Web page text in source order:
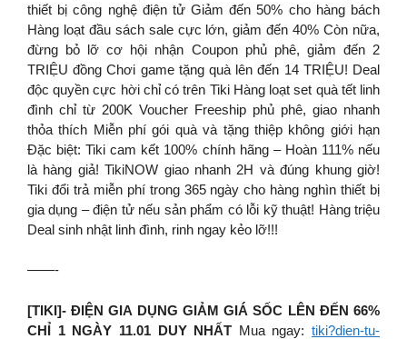
thiết bị công nghệ điện tử Giảm đến 50% cho hàng bách
Hàng loạt đầu sách sale cực lớn, giảm đến 40% Còn nữa,
đừng bỏ lỡ cơ hội nhận Coupon phủ phê, giảm đến 2
TRIỆU đồng Chơi game tặng quà lên đến 14 TRIỆU! Deal
độc quyền cực hời chỉ có trên Tiki Hàng loạt set quà tết linh
đình chỉ từ 200K Voucher Freeship phủ phê, giao nhanh
thỏa thích Miễn phí gói quà và tặng thiệp không giới hạn
Đặc biệt: Tiki cam kết 100% chính hãng – Hoàn 111% nếu
là hàng giả! TikiNOW giao nhanh 2H và đúng khung giờ!
Tiki đổi trả miễn phí trong 365 ngày cho hàng nghìn thiết bị
gia dụng – điện tử nếu sản phẩm có lỗi kỹ thuật! Hàng triệu
Deal sinh nhật linh đình, rinh ngay kẻo lỡ!!!
——-
[TIKI]- ĐIỆN GIA DỤNG GIẢM GIÁ SỐC LÊN ĐẾN 66%
CHỈ 1 NGÀY 11.01 DUY NHẤT Mua ngay: tiki?dien-tu-